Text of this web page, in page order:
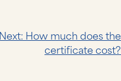
Next: How much does the
certificate cost?